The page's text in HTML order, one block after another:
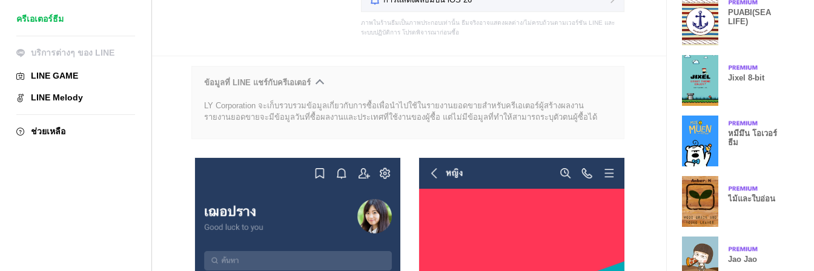
ครีเอเตอร์ธีม
บริการต่างๆ ของ LINE
LINE GAME
LINE Melody
ช่วยเหลือ
ภาพในร้านธีมเป็นภาพประกอบเท่านั้น ธีมจริงอาจแสดงผลต่าง/ไม่ครบถ้วนตามเวอร์ชัน LINE และ
ระบบปฏิบัติการ โปรดพิจารณาก่อนซื้อ
ข้อมูลที่ LINE แชร์กับครีเอเตอร์
LY Corporation จะเก็บรวบรวมข้อมูลเกี่ยวกับการซื้อเพื่อนำไปใช้ในรายงานยอดขายสำหรับครีเอเตอร์ผู้สร้างผลงาน
รายงานยอดขายจะมีข้อมูลวันที่ซื้อผลงานและประเทศที่ใช้งานของผู้ซื้อ แต่ไม่มีข้อมูลที่ทำให้สามารถระบุตัวตนผู้ซื้อได้
PUABI(SEA
LIFE)
Jixel 8-bit
หมีมึน โอเวอร์
ธีม
ไม้และใบอ่อน
Jao Jao